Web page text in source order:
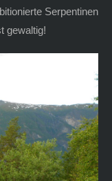
Serpentinen
gewaltig!